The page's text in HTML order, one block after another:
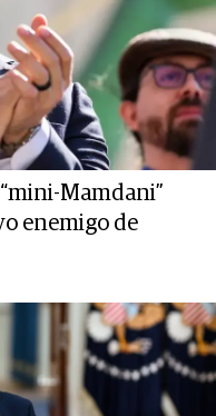
Mamdani”
enemigo de